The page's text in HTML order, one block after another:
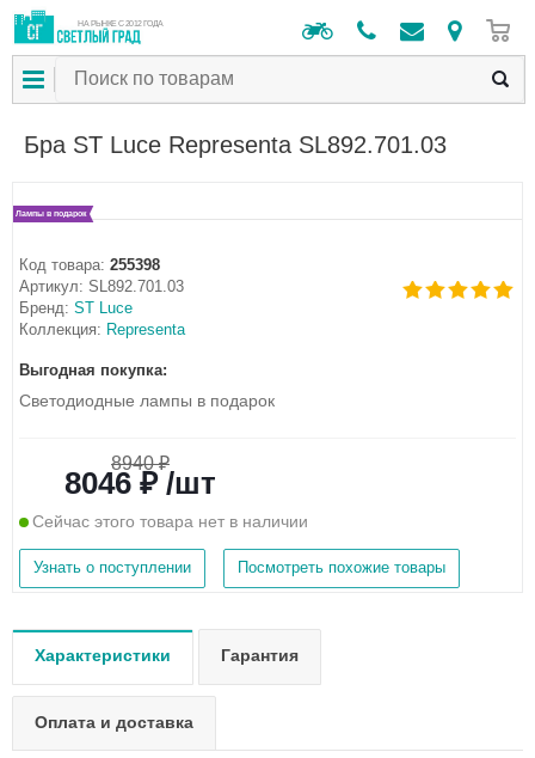
НА РЫНКЕ С 2012 ГОДА
Бра ST Luce Representa SL892.701.03
Лампы в подарок
Код товара: 255398
Артикул: SL892.701.03
Бренд: ST Luce
Коллекция: Representa
Выгодная покупка:
Светодиодные лампы в подарок
8940 ₽
8046 ₽ /шт
Сейчас этого товара нет в наличии
Узнать о поступлении Посмотреть похожие товары
Характеристики Гарантия
Оплата и доставка